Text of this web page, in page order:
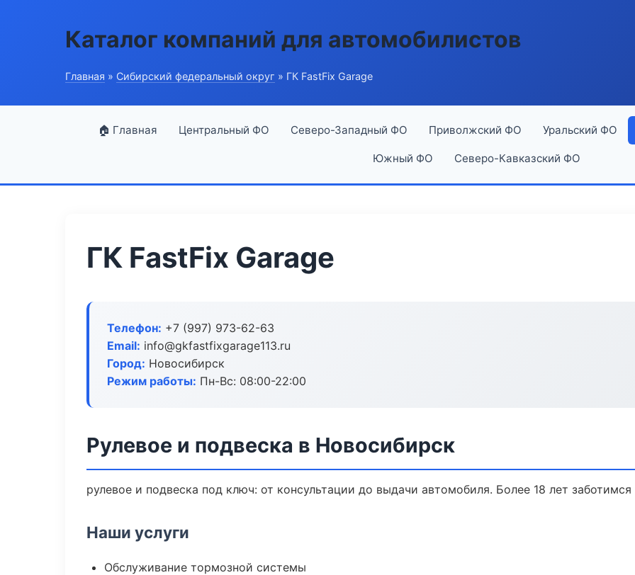
Каталог компаний для автомобилистов
Главная » Сибирский федеральный округ » ГК FastFix Garage
🏠 Главная Центральный ФО Северо-Западный ФО Приволжский ФО Уральский ФО
Южный ФО Северо-Кавказский ФО
ГК FastFix Garage
Телефон: +7 (997) 973-62-63
Email: info@gkfastfixgarage113.ru
Город: Новосибирск
Режим работы: Пн-Вс: 08:00-22:00
Рулевое и подвеска в Новосибирск
рулевое и подвеска под ключ: от консультации до выдачи автомобиля. Более 18 лет
Наши услуги
Обслуживание тормозной системы